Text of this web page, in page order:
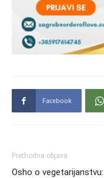
Facebook
Prethodna objava
Osho o